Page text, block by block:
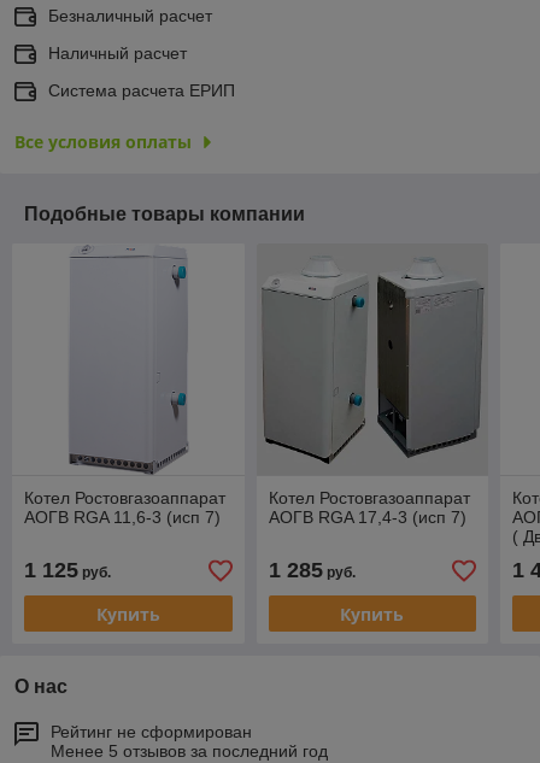
Безналичный расчет
Наличный расчет
Система расчета ЕРИП
Все условия оплаты
Подобные товары компании
Котел Ростовгазоаппарат
АОГВ RGA 11,6-3 (исп 7)
1 125 руб.
Купить
Котел Ростовгазоаппарат
АОГВ RGA 17,4-3 (исп 7)
1 285руб.
Купить
(
1
О нас
Рейтинг не сформирован
Менее 5 отзывов за последний год